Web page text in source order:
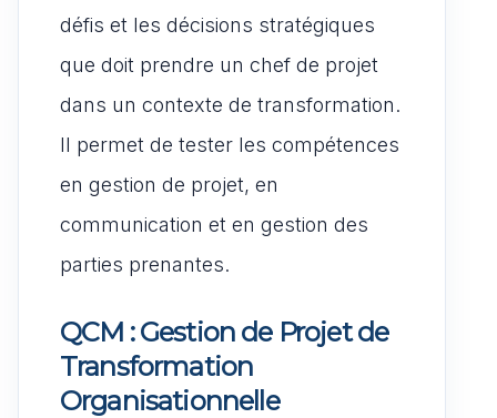
défis et les décisions stratégiques
que doit prendre un chef de projet
dans un contexte de transformation.
Il permet de tester les compétences
en gestion de projet, en
communication et en gestion des
parties prenantes.
QCM : Gestion de Projet de
Transformation
Organisationnelle